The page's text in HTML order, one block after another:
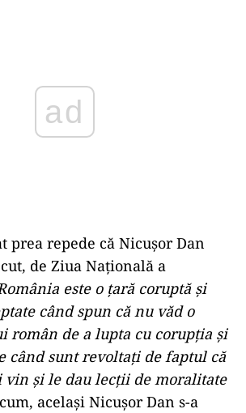
prea repede că Nicușor Dan
de Ziua Națională a
este o țară coruptă și
când spun că nu văd o
român de a lupta cu corupția și
când sunt revoltați de faptul că
vin și le dau lecții de moralitate
același Nicușor Dan s-a